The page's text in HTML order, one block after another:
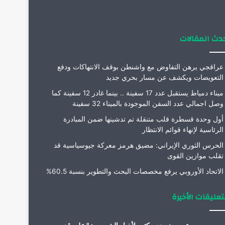
المقالات
عراقجي يرهن التفاوض مع واشنطن بوقف الانتهاكات ودفع
التعويضات ويكشف عن مسار بحري جديد
ميناء دمياط يستقبل عدد 17 سفينة .. بينما غادر 12 سفينة كما
وصل اجمالي عدد السفن الموجودة بالميناء 32 سفينة
أول وحدة قسطرة قلب متنقلة تم تدشينها ضمن المبادرة
الرئاسية لإنهاء قوائم الانتظار
الحرس الثوري الإيراني: مضيق هرمز معركة جيوسياسية قد
تقلب موازين القوى
الاتحاد الأوروبي يرفع مخصصات البحث والتطوير بنسبة 60.5%
الأخيرة